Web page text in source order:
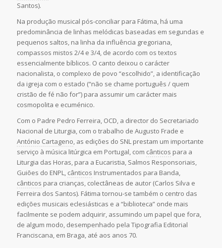
Santos).
Na produção musical pós-conciliar para Fátima, há uma
predominância de linhas melódicas baseadas em segundas e
pequenos saltos, na linha da influência gregoriana,
compassos mistos 2/4 e 3/4, de acordo com os textos
essencialmente bíblicos. O canto deixou o carácter
nacionalista, o complexo de povo “escolhido”, a identificação
da igreja com o estado (“não se chame português / quem
cristão de fé não for”) para assumir um carácter mais
cosmopolita e ecuménico.
Com o Padre Pedro Ferreira, OCD, a director do Secretariado
Nacional de Liturgia, com o trabalho de Augusto Frade e
António Cartageno, as edições do SNL prestam um importante
serviço à música litúrgica em Portugal, com cânticos para a
Liturgia das Horas, para a Eucaristia, Salmos Responsoriais,
Guiões do ENPL, cânticos Instrumentados para Banda,
cânticos para crianças, colectâneas de autor (Carlos Silva e
Ferreira dos Santos). Fátima tornou-se também o centro das
edições musicais eclesiásticas e a “biblioteca” onde mais
facilmente se podem adquirir, assumindo um papel que fora,
de algum modo, desempenhado pela Tipografia Editorial
Franciscana, em Braga, até aos anos 70.